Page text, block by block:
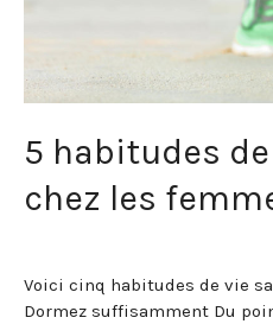
5 habitudes
chez les
Voici cinq habitudes de vie
Dormez suffisamment Du